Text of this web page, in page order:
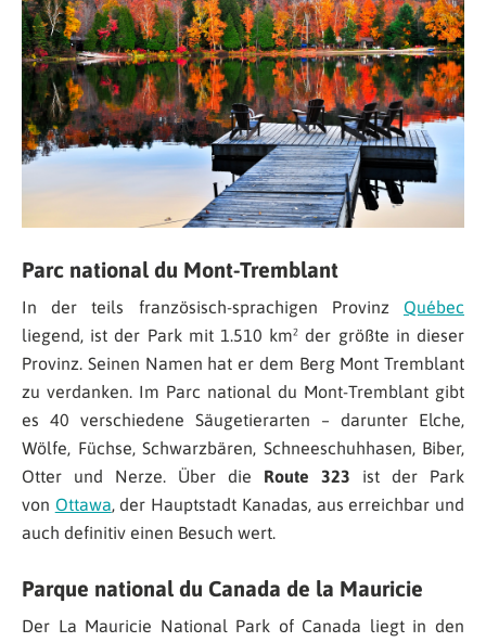
Parc national du Mont-Tremblant
In der teils französisch-sprachigen Provinz Québec
liegend, ist der Park mit 1.510 km² der größte in dieser
Provinz. Seinen Namen hat er dem Berg Mont Tremblant
zu verdanken. Im Parc national du Mont-Tremblant gibt
es 40 verschiedene Säugetierarten – darunter Elche,
Wölfe, Füchse, Schwarzbären, Schneeschuhhasen, Biber,
Otter und Nerze. Über die Route 323 ist der Park
von Ottawa, der Hauptstadt Kanadas, aus erreichbar und
auch definitiv einen Besuch wert.
Parque national du Canada de la Mauricie
Der La Mauricie National Park of Canada liegt in den